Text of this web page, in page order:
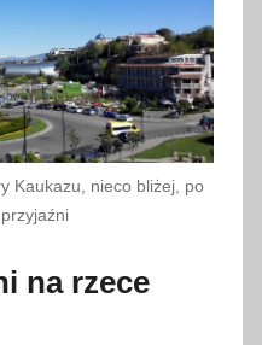
Kaukazu, nieco bliżej, po
na rzece